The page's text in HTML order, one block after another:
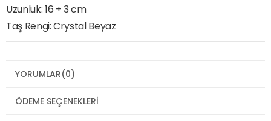
Uzunluk: 16 + 3 cm
Taş Rengi: Crystal Beyaz
YORUMLAR(0)
ÖDEME SEÇENEKLERI